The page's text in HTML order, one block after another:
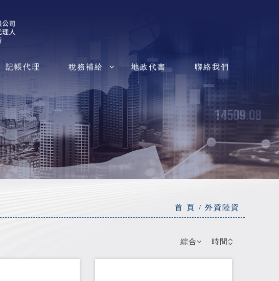
記帳代理 稅務補給 地政代書 聯絡我們
首 頁 外資陸資
綜合 時間